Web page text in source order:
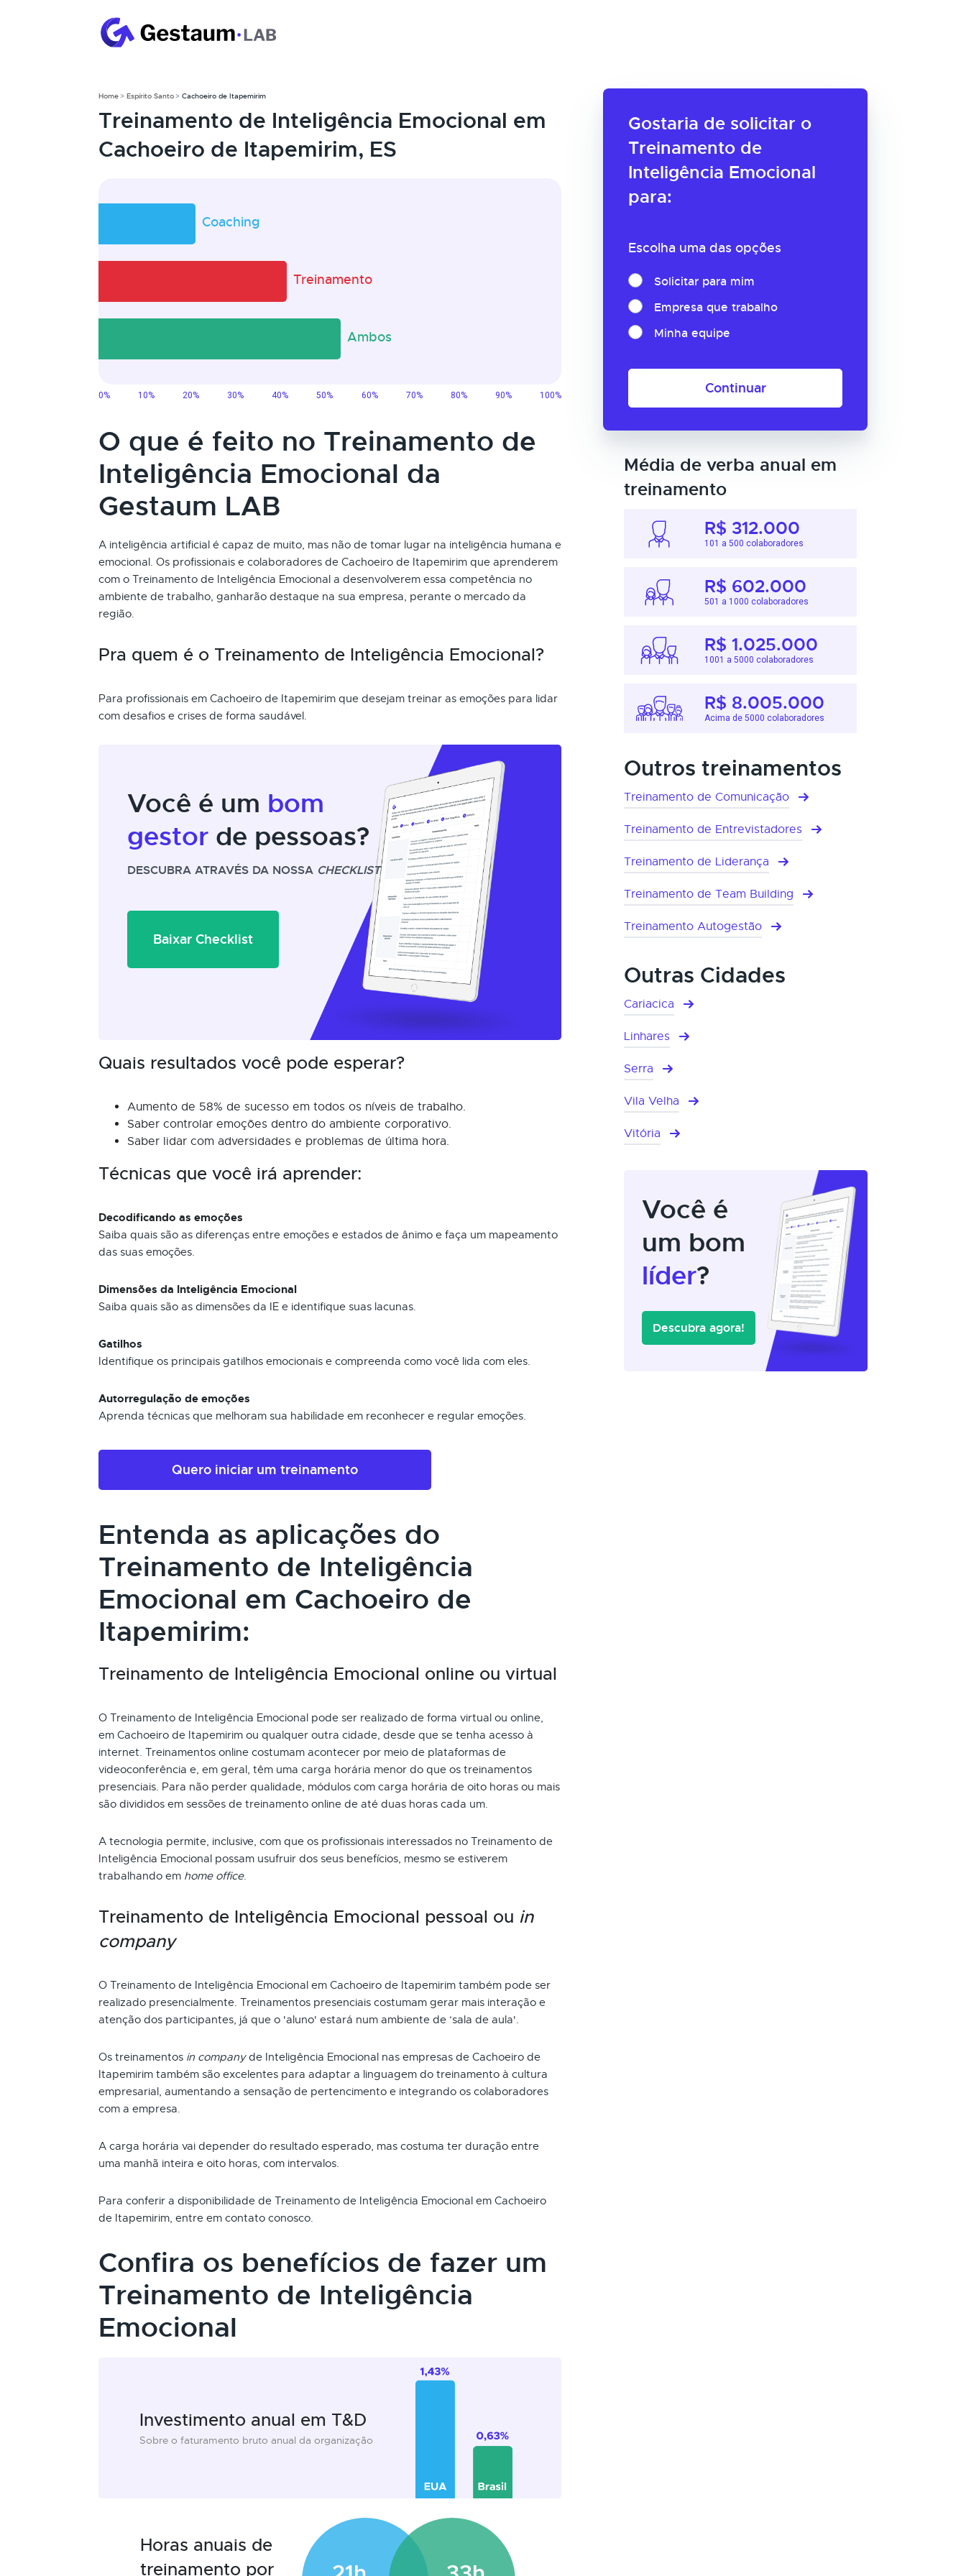
Gostaria de solicitar o
Treinamento de
Inteligência Emocional
para:
Escolha uma das opções
Solicitar para mim
Empresa que trabalho
Minha equipe
Continuar
Home Espírito Santo Cachoeiro de Itapemirim
Treinamento de Inteligência Emocional em
Cachoeiro de Itapemirim, ES
O que é feito no Treinamento de
Inteligência Emocional da
Gestaum LAB
A inteligência artificial é capaz de muito, mas não de tomar lugar na inteligência humana e
emocional. Os profissionais e colaboradores de Cachoeiro de Itapemirim que aprenderem
com o Treinamento de Inteligência Emocional a desenvolverem essa competência no
ambiente de trabalho, ganharão destaque na sua empresa, perante o mercado da
região.
Pra quem é o Treinamento de Inteligência Emocional?
Para profissionais em Cachoeiro de Itapemirim que desejam treinar as emoções para lidar
com desafios e crises de forma saudável.
Você é um bom
gestor de pessoas?
DESCUBRA ATRAVÉS DA NOSSA CHECKLIST
Baixar Checklist
Quais resultados você pode esperar?
Aumento de 58% de sucesso em todos os níveis de trabalho.
Saber controlar emoções dentro do ambiente corporativo.
Saber lidar com adversidades e problemas de última hora.
Técnicas que você irá aprender:
Decodificando as emoções
Saiba quais são as diferenças entre emoções e estados de ânimo e faça um mapeamento
das suas emoções.
Dimensões da Inteligência Emocional
Saiba quais são as dimensões da IE e identifique suas lacunas.
Gatilhos
Identifique os principais gatilhos emocionais e compreenda como você lida com eles.
Autorregulação de emoções
Aprenda técnicas que melhoram sua habilidade em reconhecer e regular emoções.
Quero iniciar um treinamento
Entenda as aplicações do
Treinamento de Inteligência
Emocional em Cachoeiro de
Itapemirim:
Treinamento de Inteligência Emocional online ou virtual
O Treinamento de Inteligência Emocional pode ser realizado de forma virtual ou online,
em Cachoeiro de Itapemirim ou qualquer outra cidade, desde que se tenha acesso à
internet. Treinamentos online costumam acontecer por meio de plataformas de
videoconferência e, em geral, têm uma carga horária menor do que os treinamentos
presenciais. Para não perder qualidade, módulos com carga horária de oito horas ou mais
são divididos em sessões de treinamento online de até duas horas cada um.
A tecnologia permite, inclusive, com que os profissionais interessados no Treinamento de
Inteligência Emocional possam usufruir dos seus benefícios, mesmo se estiverem
trabalhando em home office.
Treinamento de Inteligência Emocional pessoal ou in
company
O Treinamento de Inteligência Emocional em Cachoeiro de Itapemirim também pode ser
realizado presencialmente. Treinamentos presenciais costumam gerar mais interação e
atenção dos participantes, já que o 'aluno' estará num ambiente de ‘sala de aula'.
Os treinamentos in companyde Inteligência Emocional nas empresas de Cachoeiro de
Itapemirim também são excelentes para adaptar a linguagem do treinamento à cultura
empresarial, aumentando a sensação de pertencimento e integrando os colaboradores
com a empresa.
A carga horária vai depender do resultado esperado, mas costuma ter duração entre
uma manhã inteira e oito horas, com intervalos.
Para conferir a disponibilidade de Treinamento de Inteligência Emocional em Cachoeiro
de Itapemirim, entre em contato conosco.
Confira os benefícios de fazer um
Treinamento de Inteligência
Emocional
Investimento anual em T&D
Sobre o faturamento bruto anual da organização
Horas anuais de
treinamento por
Média de verba anual em
treinamento
R$ 312.000
101 a 500 colaboradores
R$ 602.000
501 a 1000 colaboradores
R$ 1.025.000
1001 a 5000 colaboradores
R$ 8.005.000
Acima de 5000 colaboradores
Outros treinamentos
Treinamento de Comunicação
Treinamento de Entrevistadores
Treinamento de Liderança
Treinamento de Team Building
Treinamento Autogestão
Outras Cidades
Cariacica
Linhares
Serra
Vila Velha
Vitória
Você é
um bom
líder?
Descubra agora!